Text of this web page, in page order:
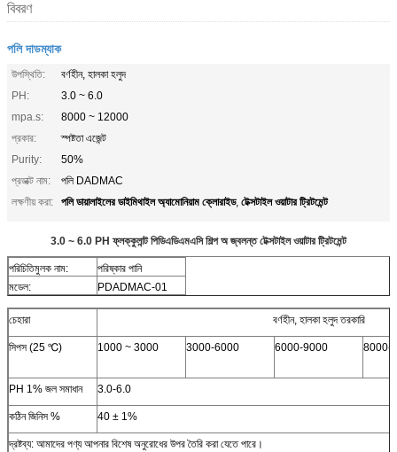
বিবরণ
পলি দাডম্যাক
উপস্থিতি:
বর্ণহীন, হালকা হলুদ
PH:
3.0 ~ 6.0
mpa.s:
8000 ~ 12000
প্রকার:
স্পষ্টতা এজেন্ট
Purity:
50%
প্রডাক্ট নাম:
পলি DADMAC
লক্ষণীয় করা:
পলি ডায়ালাইলের ডাইমিথাইল অ্যামোনিয়াম ক্লোরাইড, টেক্সটাইল ওয়াটার ট্রিটমেন্ট
3.0 ~ 6.0 PH ফ্লক্কুলান্ট পিডিএডিএমএসি শিল্প অ জ্বলন্ত টেক্সটাইল ওয়াটার ট্রিটমেন্ট
পরিচিতিমুলক নাম:
পরিষ্কার পানি
মডেল:
PDADMAC-01
চেহারা বর্ণহীন, হালকা হলুদ তরকারি
সিপস (25 ℃) 1000 ~ 3000 3000-6000 6000-9000 8000-
PH 1% জল সমাধান 3.0-6.0
কঠিন জিনিস % 40 ± 1%
দ্রষ্টব্য: আমাদের পণ্য আপনার বিশেষ অনুরোধের উপর তৈরি করা যেতে পারে।